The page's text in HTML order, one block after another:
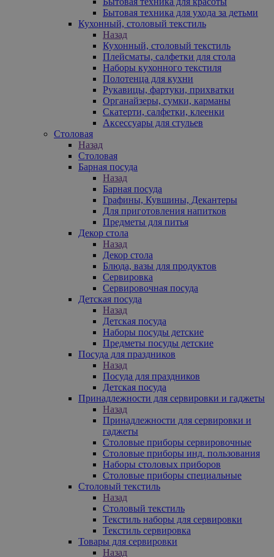
Бытовая техника для ухода за детьми
Кухонный, столовый текстиль
Назад
Кухонный, столовый текстиль
Плейсматы, салфетки для стола
Наборы кухонного текстиля
Полотенца для кухни
Рукавицы, фартуки, прихватки
Органайзеры, сумки, карманы
Скатерти, салфетки, клеенки
Аксессуары для стульев
Столовая
Назад
Столовая
Барная посуда
Назад
Барная посуда
Графины, Кувшины, Декантеры
Для приготовления напитков
Предметы для питья
Декор стола
Назад
Декор стола
Блюда, вазы для продуктов
Сервировка
Сервировочная посуда
Детская посуда
Назад
Детская посуда
Наборы посуды детские
Предметы посуды детские
Посуда для праздников
Назад
Посуда для праздников
Детская посуда
Принадлежности для сервировки и гаджеты
Назад
Принадлежности для сервировки и
гаджеты
Столовые приборы сервировочные
Столовые приборы инд. пользования
Наборы столовых приборов
Столовые приборы специальные
Столовый текстиль
Назад
Столовый текстиль
Текстиль наборы для сервировки
Текстиль сервировка
Товары для сервировки
Назад